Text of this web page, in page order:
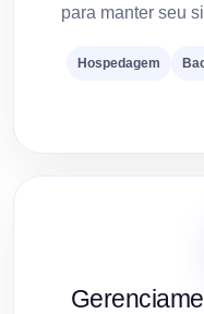
para manter seu
Hospedagem